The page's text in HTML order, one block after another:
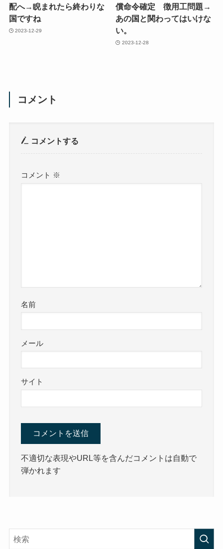
配へ→睨まれたら終わりな
国ですね
2023-12-29
償命令確定 徴用工問題→
あの国と関わってはいけな
い。
2023-12-28
コメント
コメントする
コメント ※
名前
メール
サイト
不適切な表現やURL等を含んだコメントは自動で
弾かれます